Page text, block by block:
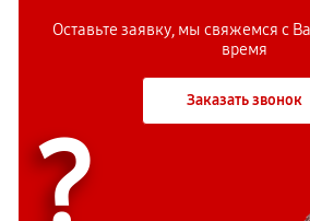
Оставьте заявку, мы свяжемся с
время
Заказать звонок
?